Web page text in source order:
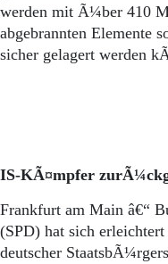
werden mit Ã¼ber 410
abgebrannten Elemente
sicher gelagert werden
IS-KÃ¤mpfer
Frankfurt am Main â€“
(SPD) hat sich
deutscher